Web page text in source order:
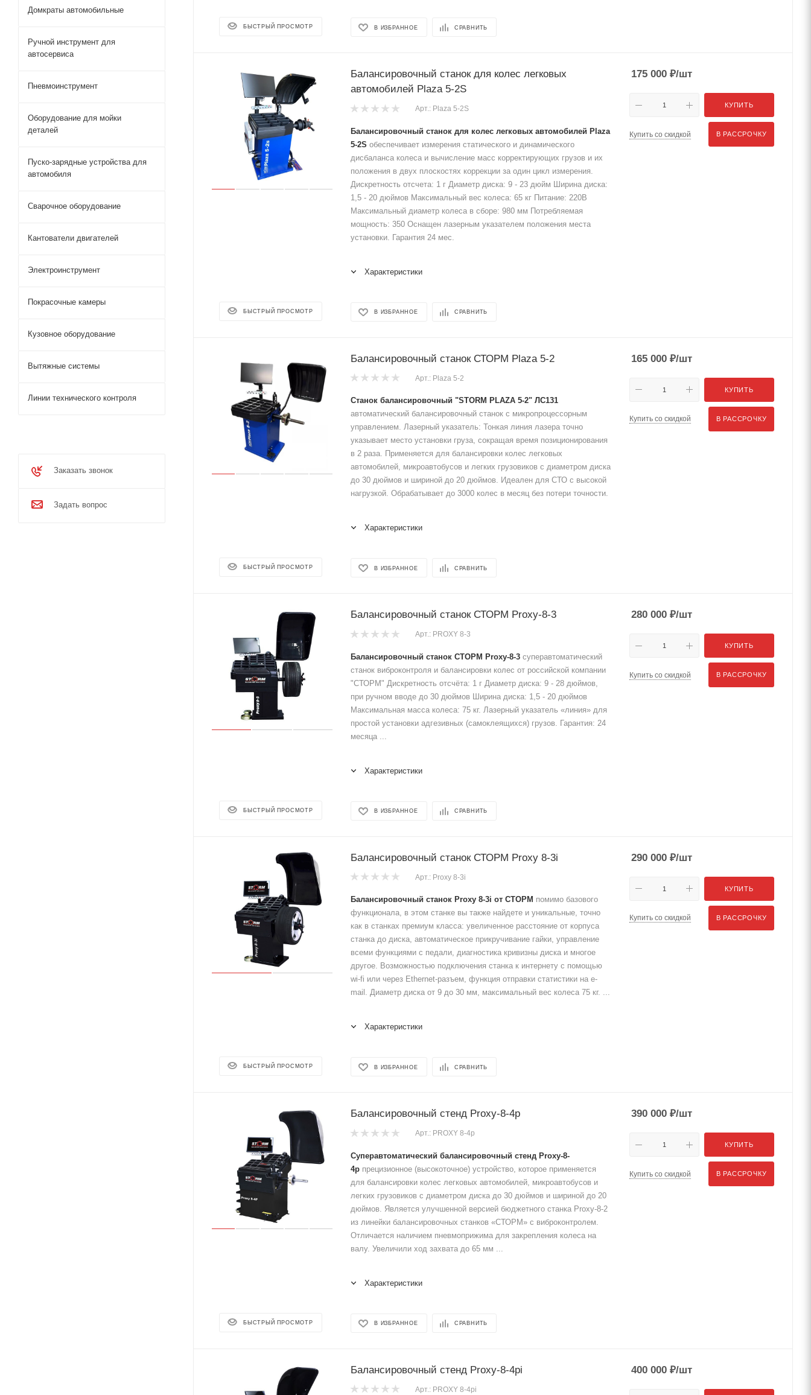
БЫСТРЫЙ ПРОСМОТР В ИЗБРАННОЕ СРАВНИТЬ
БЫСТРЫЙ ПРОСМОТР
Балансировочный станок для колес легковых
автомобилей Plaza 5-2S
Арт.: Plaza 5-2S
Балансировочный станок для колес легковых автомобилей Plaza
5-2S обеспечивает измерения статического и динамического
дисбаланса колеса и вычисление масс корректирующих грузов и их
положения в двух плоскостях коррекции за один цикл измерения.
Дискретность отсчета: 1 г Диаметр диска: 9 - 23 дюйм Ширина диска:
1,5 - 20 дюймов Максимальный вес колеса: 65 кг Питание: 220В
Максимальный диаметр колеса в сборе: 980 мм Потребляемая
мощность: 350 Оснащен лазерным указателем положения места
установки. Гарантия 24 мес.
Характеристики
В ИЗБРАННОЕ СРАВНИТЬ
175 000 ₽/шт
КУПИТЬ
Купить со скидкой В РАССРОЧКУ
БЫСТРЫЙ ПРОСМОТР
Балансировочный станок СТОРМ Plaza 5-2
Арт.: Plaza 5-2
Станок балансировочный "STORM PLAZA 5-2" ЛС131
автоматический балансировочный станок с микропроцессорным
управлением. Лазерный указатель: Тонкая линия лазера точно
указывает место установки груза, сокращая время позиционирования
в 2 раза. Применяется для балансировки колес легковых
автомобилей, микроавтобусов и легких грузовиков с диаметром диска
до 30 дюймов и шириной до 20 дюймов. Идеален для СТО с высокой
нагрузкой. Обрабатывает до 3000 колес в месяц без потери точности.
Характеристики
В ИЗБРАННОЕ СРАВНИТЬ
165 000 ₽/шт
КУПИТЬ
Купить со скидкой В РАССРОЧКУ
БЫСТРЫЙ ПРОСМОТР
Балансировочный станок СТОРМ Proxy-8-3
Арт.: PROXY 8-3
Балансировочный станок СТОРМ Proxy-8-3 суперавтоматический
станок виброконтроля и балансировки колес от российской компании
"СТОРМ" Дискретность отсчёта: 1 г Диаметр диска: 9 - 28 дюймов,
при ручном вводе до 30 дюймов Ширина диска: 1,5 - 20 дюймов
Максимальная масса колеса: 75 кг. Лазерный указатель «линия» для
простой установки адгезивных (самоклеящихся) грузов. Гарантия: 24
месяца ...
Характеристики
В ИЗБРАННОЕ СРАВНИТЬ
280 000 ₽/шт
КУПИТЬ
Купить со скидкой В РАССРОЧКУ
БЫСТРЫЙ ПРОСМОТР
Балансировочный станок СТОРМ Proxy 8-3i
Арт.: Proxy 8-3i
Балансировочный станок Proxy 8-3i от СТОРМ помимо базового
функционала, в этом станке вы также найдете и уникальные, точно
как в станках премиум класса: увеличенное расстояние от корпуса
станка до диска, автоматическое прикручивание гайки, управление
всеми функциями с педали, диагностика кривизны диска и многое
другое. Возможностью подключения станка к интернету с помощью
wi-fi или через Ethernet-разъем, функция отправки статистики на e-
mail. Диаметр диска от 9 до 30 мм, максимальный вес колеса 75 кг. ...
Характеристики
В ИЗБРАННОЕ СРАВНИТЬ
290 000 ₽/шт
КУПИТЬ
Купить со скидкой В РАССРОЧКУ
БЫСТРЫЙ ПРОСМОТР
Балансировочный стенд Proxy-8-4p
Арт.: PROXY 8-4p
Суперавтоматический балансировочный стенд Proxy-8-
4p прецизионное (высокоточное) устройство, которое применяется
для балансировки колес легковых автомобилей, микроавтобусов и
легких грузовиков с диаметром диска до 30 дюймов и шириной до 20
дюймов. Является улучшенной версией бюджетного станка Proxy-8-2
из линейки балансировочных станков «СТОРМ» с виброконтролем.
Отличается наличием пневмоприжима для закрепления колеса на
валу. Увеличили ход захвата до 65 мм ...
Характеристики
В ИЗБРАННОЕ СРАВНИТЬ
390 000 ₽/шт
КУПИТЬ
Купить со скидкой В РАССРОЧКУ
Балансировочный стенд Proxy-8-4pi
Арт.: PROXY 8-4pi
400 000 ₽/шт
Домкраты автомобильные
Ручной инструмент для
автосервиса
Пневмоинструмент
Оборудование для мойки
деталей
Пуско-зарядные устройства для
автомобиля
Сварочное оборудование
Кантователи двигателей
Электроинструмент
Покрасочные камеры
Кузовное оборудование
Вытяжные системы
Линии технического контроля
Заказать звонок
Задать вопрос